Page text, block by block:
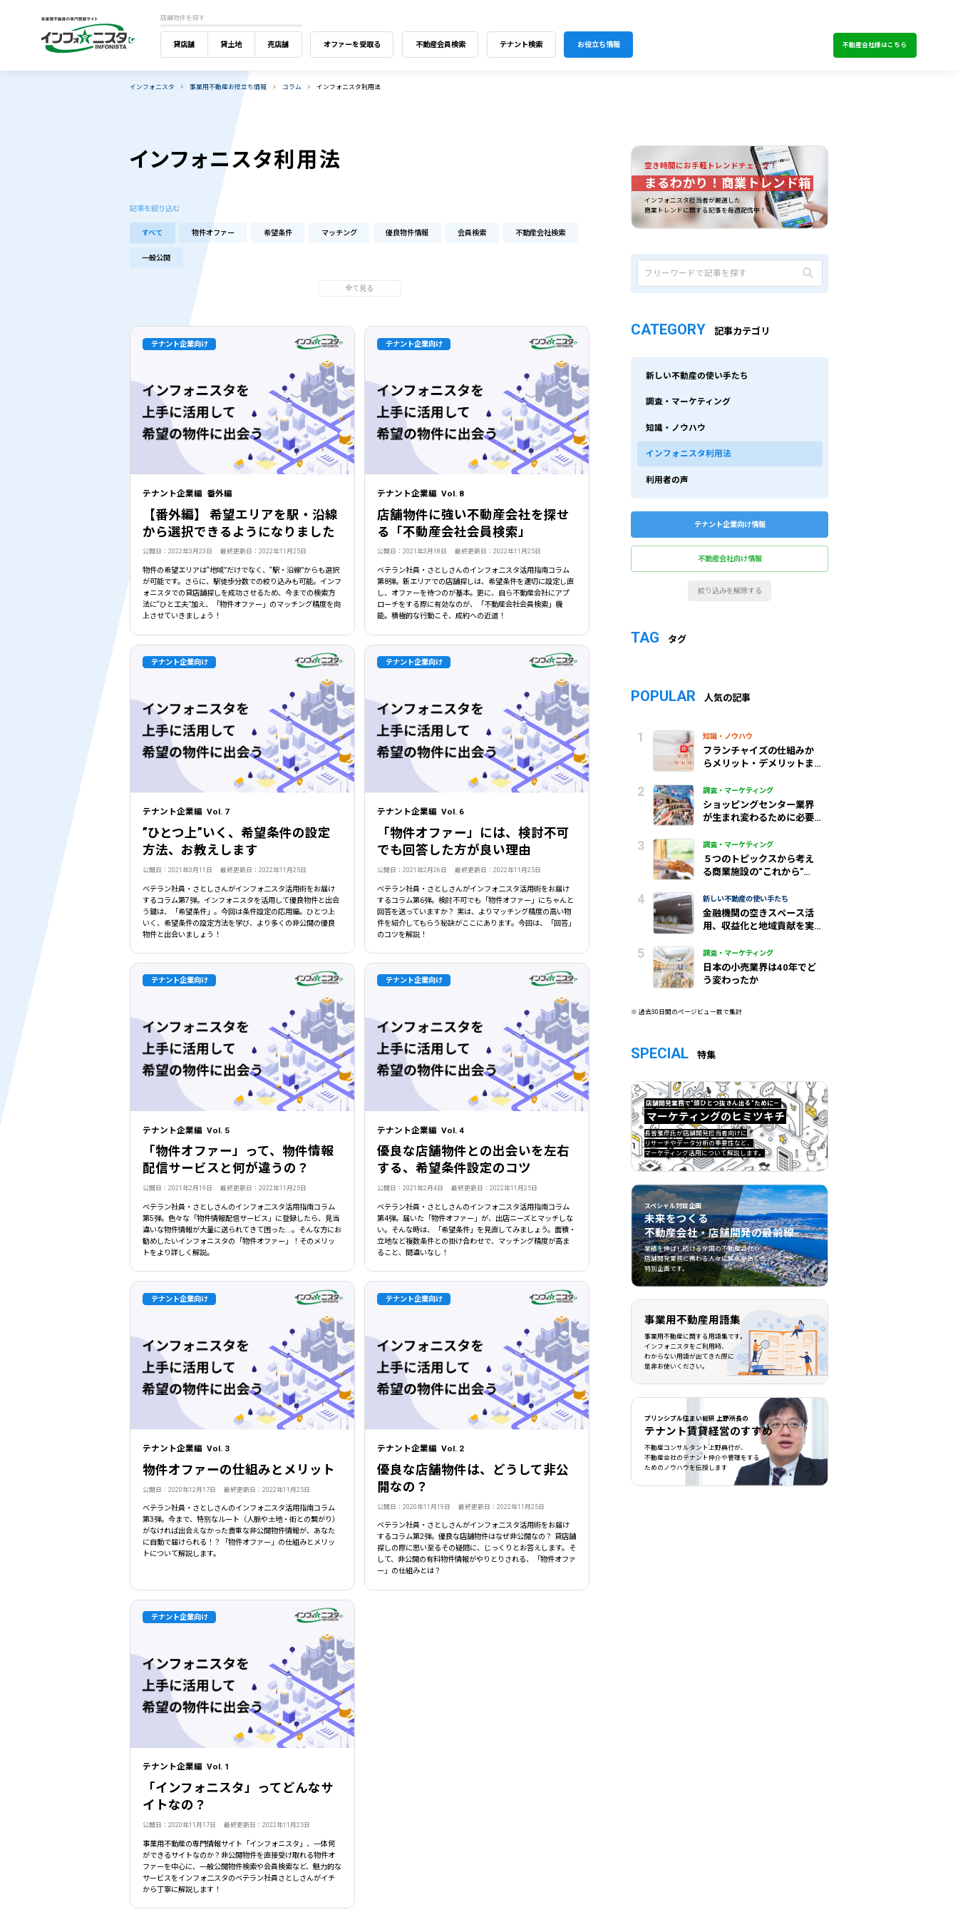
店舗物件を探す
貸店舗 貸土地 売店舗 オファーを受取る 不動産会員検索 テナント検索 お役立ち情報 不動産会社様はこちら
インフォニスタ 事業用不動産お役立ち情報 コラム インフォニスタ利用法
インフォニスタ利用法
記事を絞り込む
すべて 物件オファー 希望条件 マッチング 優良物件情報 会員検索 不動産会社検索
一般公開
全て見る
テナント企業編 番外編
【番外編】 希望エリアを駅・沿線
から選択できるようになりました
公開日：2022年3月23日 最終更新日：2022年11月25日
物件の希望エリアは“地域”だけでなく、“駅・沿線”からも選択
が可能です。さらに、駅徒歩分数での絞り込みも可能。インフ
ォニスタでの貸店舗探しを成功させるため、今までの検索方
法に“ひと工夫”加え、「物件オファー」のマッチング精度を向
上させていきましょう！
テナント企業向け
テナント企業編 Vol. 8
店舗物件に強い不動産会社を探せ
る「不動産会社会員検索」
公開日：2021年3月18日 最終更新日：2022年11月25日
ベテラン社員・さとしさんのインフォ二スタ活用指南コラム
第8弾。新エリアでの店舗探しは、希望条件を適切に設定し直
し、オファーを待つのが基本。更に、自ら不動産会社にアプ
ローチをする際に有効なのが、「不動産会社会員検索」機
能。積極的な行動こそ、成約への近道！
テナント企業向け
テナント企業編 Vol. 7
”ひとつ上”いく、希望条件の設定
方法、お教えします
公開日：2021年3月11日 最終更新日：2022年11月25日
ベテラン社員・さとしさんがインフォ二スタ活用術をお届け
するコラム第7弾。インフォニスタを活用して優良物件と出会
う鍵は、「希望条件」。今回は条件設定の応用編。ひとつ上
いく、希望条件の設定方法を学び、より多くの非公開の優良
物件と出会いましょう！
テナント企業向け
テナント企業編 Vol. 6
「物件オファー」には、検討不可
でも回答した方が良い理由
公開日：2021年2月26日 最終更新日：2022年11月25日
ベテラン社員・さとしさんがインフォ二スタ活用術をお届け
するコラム第6弾。検討不可でも「物件オファー」にちゃんと
回答を送っていますか？ 実は、よりマッチング精度の高い物
件を紹介してもらう秘訣がここにあります。今回は、「回答」
のコツを解説！
テナント企業向け
テナント企業編 Vol. 5
「物件オファー」って、物件情報
配信サービスと何が違うの？
公開日：2021年2月19日 最終更新日：2022年11月25日
ベテラン社員・さとしさんのインフォ二スタ活用指南コラム
第5弾。色々な「物件情報配信サービス」に登録したら、見当
違いな物件情報が大量に送られてきて困った...。そんな方にお
勧めしたいインフォニスタの「物件オファー」！そのメリッ
トをより詳しく解説。
テナント企業向け
テナント企業編 Vol. 4
優良な店舗物件との出会いを左右
する、希望条件設定のコツ
公開日：2021年2月4日 最終更新日：2022年11月25日
ベテラン社員・さとしさんのインフォ二スタ活用指南コラム
第4弾。届いた「物件オファー」が、出店ニーズとマッチしな
い。そんな時は、「希望条件」を見直してみましょう。面積・
立地など複数条件との掛け合わせで、マッチング精度が高ま
ること、間違いなし！
テナント企業向け
テナント企業編 Vol. 3
物件オファーの仕組みとメリット
公開日：2020年12月17日 最終更新日：2022年11月25日
ベテラン社員・さとしさんのインフォ二スタ活用指南コラム
第3弾。今まで、特別なルート（人脈や土地・街との繋がり）
がなければ出会えなかった貴重な非公開物件情報が、あなた
に自動で届けられる！？「物件オファー」の仕組みとメリッ
トについて解説します。
テナント企業向け
テナント企業編 Vol. 2
優良な店舗物件は、どうして非公
開なの？
公開日：2020年11月19日 最終更新日：2022年11月25日
ベテラン社員・さとしさんがインフォ二スタ活用術をお届け
するコラム第2弾。優良な店舗物件はなぜ非公開なの？ 貸店舗
探しの際に思い至るその疑問に、じっくりとお答えします。そ
して、非公開の有料物件情報がやりとりされる、「物件オファ
ー」の仕組みとは？
テナント企業向け
テナント企業編 Vol. 1
「インフォニスタ」ってどんなサ
イトなの？
公開日：2020年11月17日 最終更新日：2022年11月25日
事業用不動産の専門情報サイト「インフォニスタ」、一体何
ができるサイトなのか？非公開物件を直接受け取れる物件オ
ファーを中心に、一般公開物件検索や会員検索など、魅力的な
サービスをインフォ二スタのベテラン社員さとしさんがイチ
から丁寧に解説します！
テナント企業向け
空き時間にお手軽トレンドチェック！
まるわかり！商業トレンド箱
インフォ二スタ担当者が厳選した
商業トレンドに関する記事を毎週配信中！
CATEGORY 記事カテゴリ
新しい不動産の使い手たち
調査・マーケティング
知識・ノウハウ
インフォニスタ利用法
利用者の声
テナント企業向け情報
不動産会社向け情報
絞り込みを解除する
TAG タグ
POPULAR 人気の記事
知識・ノウハウ
フランチャイズの仕組みか
らメリット・デメリットま
調査・マーケティング
ショッピングセンター業界
が生まれ変わるために必要
調査・マーケティング
５つのトピックスから考え
る商業施設の“これから”
新しい不動産の使い手たち
金融機関の空きスペース活
用、収益化と地域貢献を実
調査・マーケティング
日本の小売業界は40年でど
う変わったか
※ 過去30日間のページビュー数で集計
SPECIAL 特集
店舗開発業務で”頭ひとつ抜きん出る”ために—
マーケティングのヒミツキチ
長曽雅彦氏が店舗開発担当者向けに
リサーチやデータ分析の重要性など、
マーケティング活用について解説します。
マーケティングのヒミツキチ">
スペシャル対談企画
未来をつくる
不動産会社・店舗開発の最前線
業績を伸ばし続ける全国の不動産会社や
店舗開発業務に携わる人々に焦点を当てた
特別企画です。
不動産会社・店舗開発の最前線">
事業用不動産用語集
事業用不動産に関する用語集です。
インフォニスタをご利用時、
わからない用語が出てきた際に
是非お使いください。
プリンシプル住まい総研 上野所長の
テナント賃貸経営のすすめ
不動産コンサルタント上野典行が、
不動産会社のテナント仲介や管理をする
ためのノウハウを伝授します